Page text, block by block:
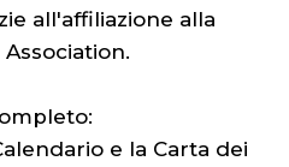
all'affiliazione alla
e la Carta dei